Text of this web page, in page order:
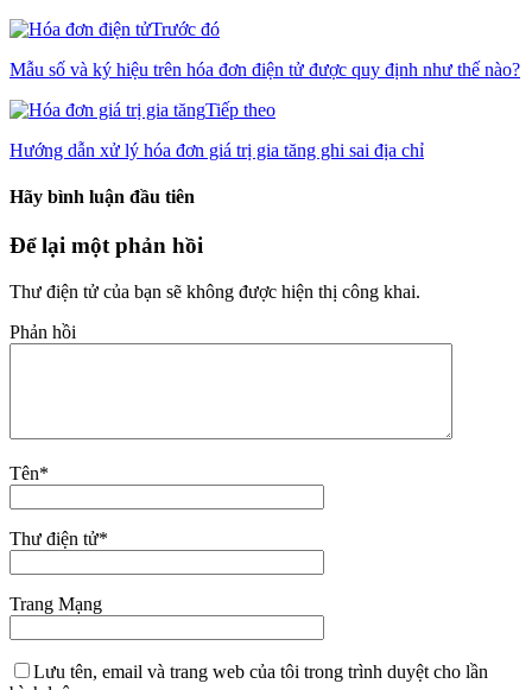
Trước đó
Mẫu số và ký hiệu trên hóa đơn điện tử được quy định như thế nào?
Tiếp theo
Hướng dẫn xử lý hóa đơn giá trị gia tăng ghi sai địa chỉ
Hãy bình luận đầu tiên
Để lại một phản hồi
Thư điện tử của bạn sẽ không được hiện thị công khai.
Phản hồi
Tên*
Thư điện tử*
Trang Mạng
Lưu tên, email và trang web của tôi trong trình duyệt cho lần